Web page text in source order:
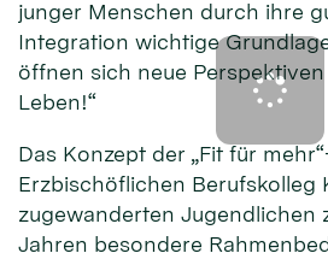
junger Menschen durch ihre
Integration wichtige
öffnen sich neue
Leben!“
Das Konzept der „Fit für
Erzbischöflichen Berufskolleg
zugewanderten Jugendlichen
Jahren besondere